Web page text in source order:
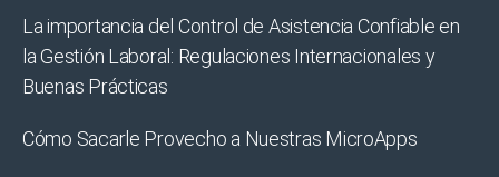
La importancia del Control de Asistencia Confiable en
la Gestión Laboral: Regulaciones Internacionales y
Buenas Prácticas
Cómo Sacarle Provecho a Nuestras MicroApps